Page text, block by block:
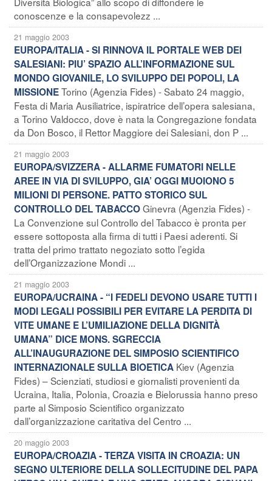
conoscenze e la consapevolezz ...
21 maggio 2003
EUROPA/ITALIA - SI RINNOVA IL PORTALE WEB DEI
SALESIANI: PIU’ SPAZIO ALL’INFORMAZIONE SUL
MONDO GIOVANILE, LO SVILUPPO DEI POPOLI, LA
MISSIONETorino (Agenzia Fides) - Sabato 24 maggio,
Festa di Maria Ausiliatrice, ispiratrice dell’opera salesiana,
a Torino Valdocco, dove è nata la Congregazione fondata
da Don Bosco, il Rettor Maggiore dei Salesiani, don P ...
21 maggio 2003
EUROPA/SVIZZERA - ALLARME FUMATORI NELLE
AREE IN VIA DI SVILUPPO, GIA’ OGGI MUOIONO 5
MILIONI DI PERSONE. PATTO STORICO SUL
CONTROLLO DEL TABACCOGinevra (Agenzia Fides) -
La Convenzione sul Controllo del Tabacco è pronta per
essere sottoposta alla firma di tutti i Paesi aderenti. Si
tratta del primo trattato negoziato sotto l’egida
dell’Organizzazione Mondi ...
21 maggio 2003
EUROPA/UCRAINA - “I FEDELI DEVONO USARE TUTTI I
MODI LEGALI POSSIBILI PER EVITARE LA PERDITA DI
VITE UMANE E L’UMILIAZIONE DELLA DIGNITÀ
UMANA” DICE MONS. SGRECCIA
ALL’INAUGURAZIONE DEL SIMPOSIO SCIENTIFICO
INTERNAZIONALE SULLA BIOETICA Kiev (Agenzia
Fides) – Scienziati, studiosi e giornalisti provenienti da
Ucraina, Italia, Polonia, Croazia e Bielorussia hanno preso
parte al Simposio Scientifico organizzato
dall’organizzazione caritativa del Centro ...
20 maggio 2003
EUROPA/CROAZIA - TERZA VISITA IN CROAZIA: UN
SEGNO ULTERIORE DELLA SOLLECITUDINE DEL PAPA